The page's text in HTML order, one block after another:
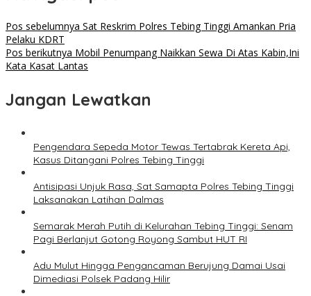
Pos sebelumnya Sat Reskrim Polres Tebing Tinggi Amankan Pria
Pelaku KDRT
Pos berikutnya Mobil Penumpang Naikkan Sewa Di Atas Kabin,Ini
Kata Kasat Lantas
Jangan Lewatkan
Pengendara Sepeda Motor Tewas Tertabrak Kereta Api,
Kasus Ditangani Polres Tebing Tinggi
Antisipasi Unjuk Rasa, Sat Samapta Polres Tebing Tinggi
Laksanakan Latihan Dalmas
Semarak Merah Putih di Kelurahan Tebing Tinggi: Senam
Pagi Berlanjut Gotong Royong Sambut HUT RI
Adu Mulut Hingga Pengancaman Berujung Damai Usai
Dimediasi Polsek Padang Hilir